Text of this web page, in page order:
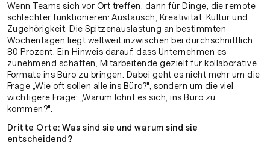
Wenn Teams sich vor Ort treffen, dann für Dinge, die remote
schlechter funktionieren: Austausch, Kreativität, Kultur und
Zugehörigkeit. Die Spitzenauslastung an bestimmten
Wochentagen liegt weltweit inzwischen bei durchschnittlich
80 Prozent. Ein Hinweis darauf, dass Unternehmen es
zunehmend schaffen, Mitarbeitende gezielt für kollaborative
Formate ins Büro zu bringen. Dabei geht es nicht mehr um die
Frage „Wie oft sollen alle ins Büro?", sondern um die viel
wichtigere Frage: „Warum lohnt es sich, ins Büro zu
kommen?".
Dritte Orte: Was sind sie und warum sind sie
entscheidend?